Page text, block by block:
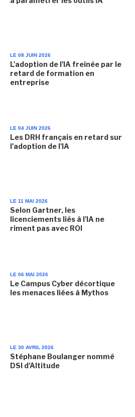
LE 08 JUIN 2026
L'adoption de l'IA freinée par le
retard de formation en
entreprise
LE 04 JUIN 2026
Les DRH français en retard sur
l'adoption de l'IA
LE 11 MAI 2026
Selon Gartner, les
licenciements liés à l'IA ne
riment pas avec ROI
LE 06 MAI 2026
Le Campus Cyber décortique
les menaces liées à Mythos
LE 30 AVRIL 2026
Stéphane Boulanger nommé
DSI d'Altitude